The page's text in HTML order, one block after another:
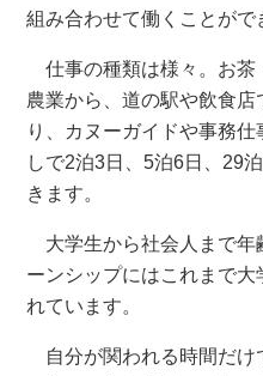
組み合わせて働くことがで
仕事の種類は様々。お茶
農業から、道の駅や飲食
り、カヌーガイドや事務
しで2泊3日、5泊6日、29
きます。
大学生から社会人まで年
ーンシップにはこれまで
れています。
自分が関われる時間だけ